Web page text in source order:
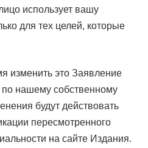
использует вашу
для тех целей, которые
изменить это Заявление
по нашему собственному
будут действовать
пересмотренного
на сайте Издания.